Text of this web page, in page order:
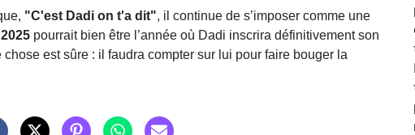
"C'est Dadi on t'a dit", il continue de s’imposer comme une
2025 pourrait bien être l’année où Dadi inscrira définitivement son
est sûre : il faudra compter sur lui pour faire bouger la